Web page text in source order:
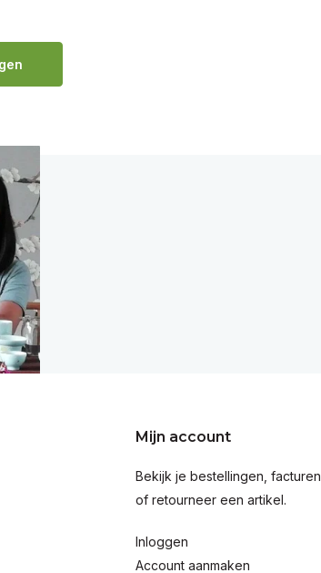
Mijn account
Bekijk je bestellingen, facturen
of retourneer een artikel.
Inloggen
Account aanmaken